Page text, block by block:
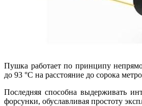
Пушка работает по принципу
до 93 °С на расстояние до сорока
Последняя способна выдерживать
форсунки, обуславливая простоту